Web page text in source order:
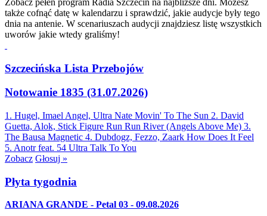
także cofnąć datę w kalendarzu i sprawdzić, jakie audycje były tego
dnia na antenie. W scenariuszach audycji znajdziesz listę wszystkich
uworów jakie wtedy graliśmy!
Szczecińska Lista Przebojów
Notowanie 1835 (31.07.2026)
1. Hugel, Imael Angel, Ultra Nate Movin' To The Sun 2. David
Guetta, Alok, Stick Figure Run Run River (Angels Above Me) 3.
The Bausa Magnetic 4. Dubdogz, Fezzo, Zaark How Does It Feel
5. Anotr feat. 54 Ultra Talk To You
Zobacz Głosuj »
Płyta tygodnia
ARIANA GRANDE - Petal 03 - 09.08.2026